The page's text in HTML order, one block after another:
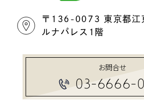
〒136-0073 東京都江
ルナパレス1階
お問合せ
03-6666-